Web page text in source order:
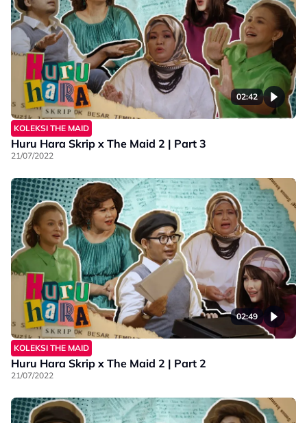
02:42
KOLEKSI THE MAID
Huru Hara Skrip x The Maid 2 | Part 3
21/07/2022
02:49
KOLEKSI THE MAID
Huru Hara Skrip x The Maid 2 | Part 2
21/07/2022